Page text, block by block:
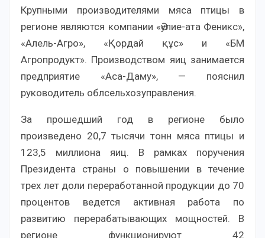
Крупными производителями мяса птицы в
регионе являются компании «Әулие-ата Феникс»,
«Алель-Агро», «Қордай құс» и «БМ
Агропродукт». Производством яиц занимается
предприятие «Аса-Даму», — пояснил
руководитель облсельхозуправления.
За прошедший год в регионе было
произведено 20,7 тысячи тонн мяса птицы и
123,5 миллиона яиц. В рамках поручения
Президента страны о повышении в течение
трех лет доли переработанной продукции до 70
процентов ведется активная работа по
развитию перерабатывающих мощностей. В
регионе функционируют 42